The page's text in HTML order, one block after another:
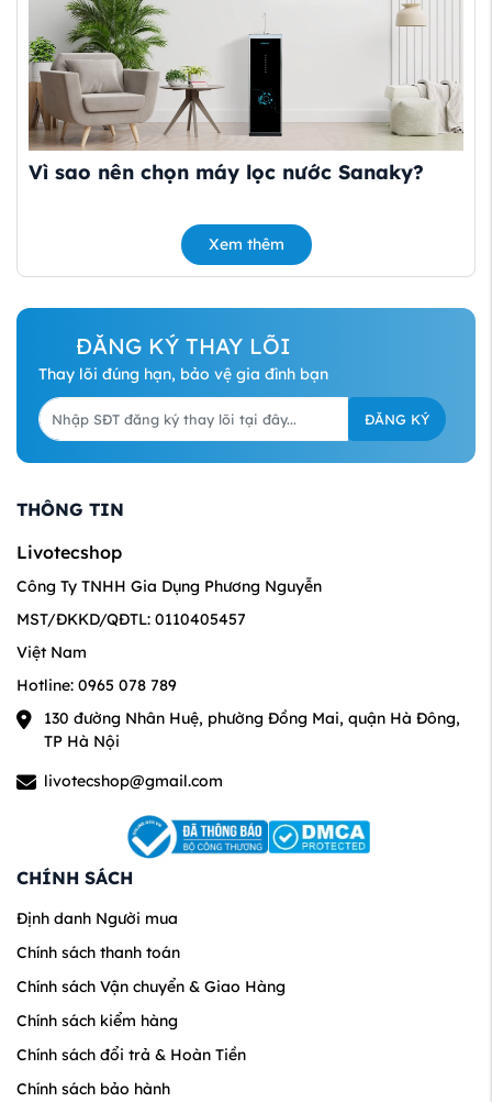
Vì sao nên chọn máy lọc nước Sanaky?
một số thành phần không mong muốn trong nước, góp
phần cải thiện chất lượng nước sử dụng hằng ngày.
người dùng yên tâm khi sử dụng lâu dài.
Công nghệ và tính năng nổi bật
Các model máy lọc nước Sanaky thường ứng dụng công
nghệ lọc RO kết hợp nhiều lõi lọc, hỗ trợ nâng cao hiệu
quả xử lý nước.
Tự động ngắt khi đầy nước
Cảnh báo thay lõi lọc
Bảo vệ bơm và hệ thống lọc
Phân loại máy lọc nước Sanaky
Danh mục máy lọc nước Sanaky bao gồm nhiều dòng sản
phẩm như:
Máy lọc nước RO để bàn
Máy lọc nước tủ đứng
Máy lọc nước treo tường
Với số lõi lọc và công suất khác nhau, phù hợp cho từng
quy mô gia đình và nhu cầu sử dụng thực tế.
Kinh nghiệm chọn mua máy lọc nước
Khi lựa chọn máy lọc nước Sanaky, người dùng nên cân
nhắc:
Chất lượng nguồn nước đầu vào
Số lượng thành viên trong gia đình
Xem thêm
ĐĂNG KÝ THAY LÕI
Thay lõi đúng hạn, bảo vệ gia đình bạn
ĐĂNG KÝ
THÔNG TIN
Livotecshop
Công Ty TNHH Gia Dụng Phương Nguyễn
MST/ĐKKD/QĐTL: 0110405457
Việt Nam
Hotline: 0965 078 789
130 đường Nhân Huệ, phường Đồng Mai, quận Hà Đông,
TP Hà Nội
livotecshop@gmail.com
CHÍNH SÁCH
Định danh Người mua
Chính sách thanh toán
Chính sách Vận chuyển & Giao Hàng
Chính sách kiểm hàng
Chính sách đổi trả & Hoàn Tiền
Chính sách bảo hành